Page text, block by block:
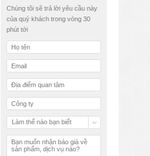
Chúng tôi sẽ trả lời yêu cầu này
của quý khách trong vòng 30
phút tới
Làm thế nào bạn biết